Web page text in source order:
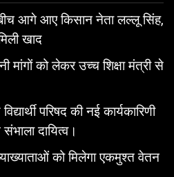
आगे आए किसान नेता लल्लू सिंह,
खाद
मांगों को लेकर उच्च शिक्षा मंत्री से
परिषद की नई कार्यकारिणी
दायित्व।
को मिलेगा एकमुश्त वेतन